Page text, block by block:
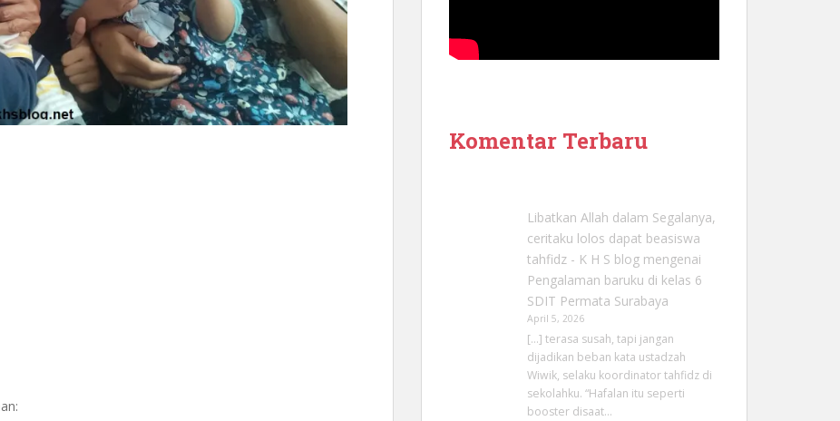
Komentar Terbaru
Libatkan Allah dalam Segalanya,
ceritaku lolos dapat beasiswa
tahfidz - K H S blogmengenai
Pengalaman baruku di kelas 6
SDIT Permata Surabaya
April 5, 2026
[…] terasa susah, tapi jangan
dijadikan beban kata ustadzah
Wiwik, selaku koordinator tahfidz di
sekolahku. “Hafalan itu seperti
booster disaat…